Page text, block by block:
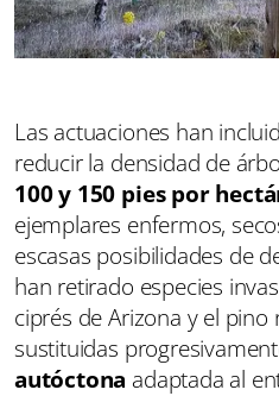
Las actuaciones han
reducir la densidad de
100 y 150 pies por
ejemplares enfermos,
escasas posibilidades de
han retirado especies
ciprés de Arizona y el
sustituidas
autóctona adaptada al